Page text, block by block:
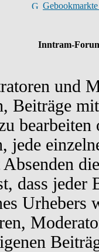
Inntram-
und
Beiträge
bearbeiten
jede
dass jeder
Urhebers